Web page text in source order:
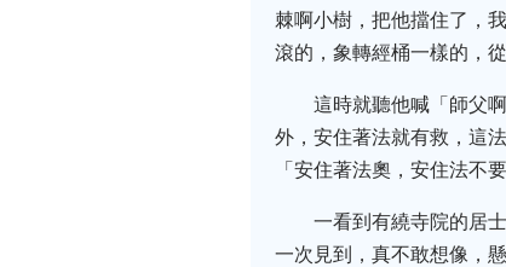
棘啊小樹，把他擋住了，
滾的，象轉經桶一樣的，
這時就聽他喊「師父
外，安住著法就有救，這
「安住著法奧，安住法不
一看到有繞寺院的居
一次見到，真不敢想像，